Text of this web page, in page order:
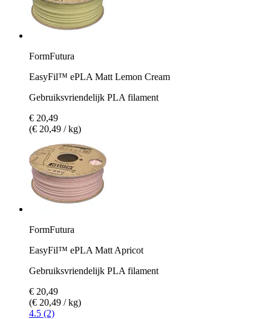
FormFutura
EasyFil™ ePLA Matt Lemon Cream
Gebruiksvriendelijk PLA filament
€ 20,49
(€ 20,49 / kg)
FormFutura
EasyFil™ ePLA Matt Apricot
Gebruiksvriendelijk PLA filament
€ 20,49
(€ 20,49 / kg)
4.5 (2)